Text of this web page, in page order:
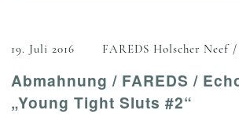
19. Juli 2016 FAREDS Holscher Neef
Abmahnung / FAREDS /
„Young Tight Sluts #2“